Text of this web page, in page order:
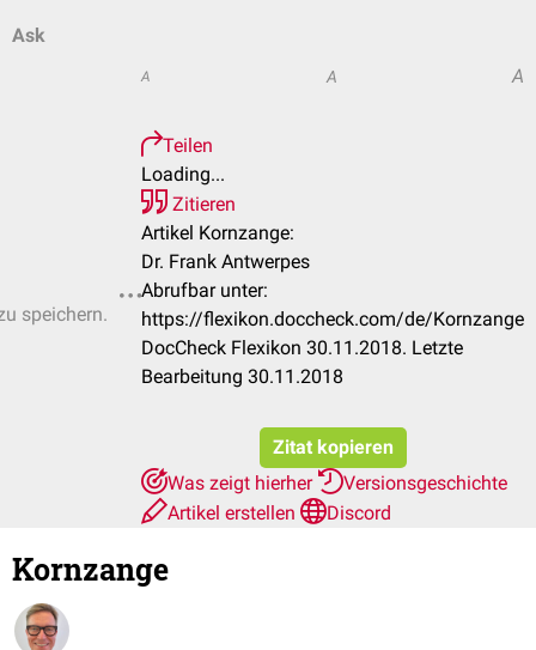
Ask
speichern.
A A A
Teilen
Loading...
Zitieren
Artikel Kornzange:
Dr. Frank Antwerpes
Abrufbar unter:
https://flexikon.doccheck.com/de/Kornzange
DocCheck Flexikon 30.11.2018. Letzte
Bearbeitung 30.11.2018
Zitat kopieren
Was zeigt hierher
Versionsgeschichte
Artikel erstellen
Discord
Kornzange